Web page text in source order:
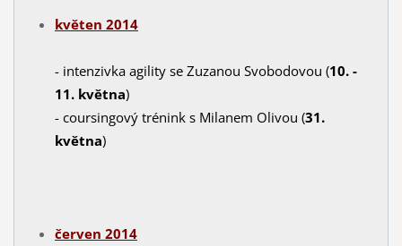
květen 2014
- intenzivka agility se Zuzanou Svobodovou (10. -
11. května)
- coursingový trénink s Milanem Olivou (31.
května)
červen 2014